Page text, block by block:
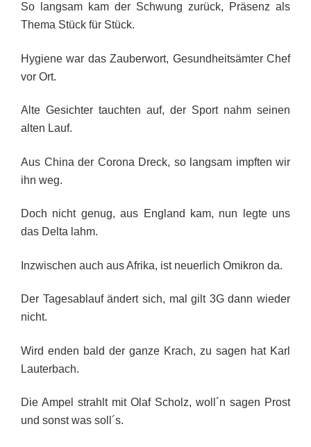
So langsam kam der Schwung zurück, Präsenz als
Thema Stück für Stück.
Hygiene war das Zauberwort, Gesundheitsämter Chef
vor Ort.
Alte Gesichter tauchten auf, der Sport nahm seinen
alten Lauf.
Aus China der Corona Dreck, so langsam impften wir
ihn weg.
Doch nicht genug, aus England kam, nun legte uns
das Delta lahm.
Inzwischen auch aus Afrika, ist neuerlich Omikron da.
Der Tagesablauf ändert sich, mal gilt 3G dann wieder
nicht.
Wird enden bald der ganze Krach, zu sagen hat Karl
Lauterbach.
Die Ampel strahlt mit Olaf Scholz, woll´n sagen Prost
und sonst was soll´s.